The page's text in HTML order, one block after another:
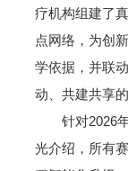
疗机构组建了
点网络，为创
学依据，并联
动、共建共享
针对2026年“
光介绍，所有